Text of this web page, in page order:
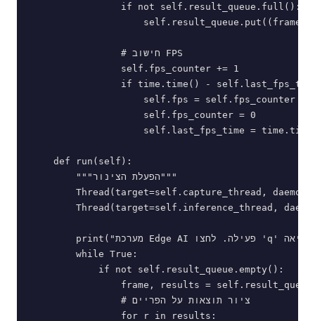
                if not self.result_queue.full():
self.result_queue.put((frame,
                # חישוב FPS
                self.fps_counter += 1
if time.time() -
                    self.fps = self.fps_counter
                    self.fps_counter = 0
self.last_fps_time =
    def run(self):
        """הפעלת הצינור"""
Thread(target=self.capture_thread,
Thread(target=self.inference_thread,
        print("מערכת Edge AI פעילה. לחצו 'q' ליציאה.")
        while True:
            if not self.result_queue.empty():
frame, results =
                # ציור תוצאות על הפריים
                for r in results: